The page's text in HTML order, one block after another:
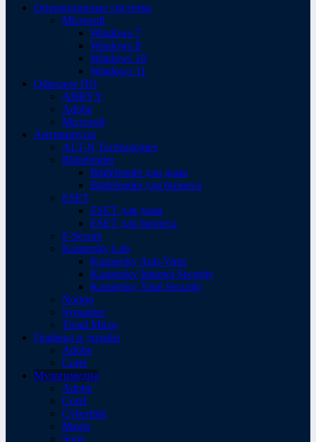
Операционные системы
Microsoft
Windows 7
Windows 8
Windows 10
Windows 11
Офисное ПО
ABBYY
Adobe
Microsoft
Антивирусы
ALT-N Technologies
Bitdefender
Bitdefender для дома
Bitdefender для бизнеса
ESET
ESET для дома
ESET для бизнеса
F-Secure
Kaspersky Lab
Kaspersky Anti-Virus
Kaspersky Internet Security
Kaspersky Total Security
Norton
Symantec
Trend Micro
Графика и дизайн
Adobe
Corel
Мультимедиа
Adobe
Corel
Cyberlink
Magix
Sony